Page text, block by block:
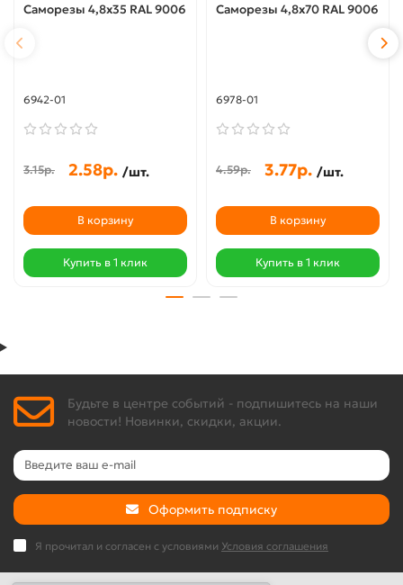
Саморезы 4,8х35 RAL 9006
6942-01
3.15р. 2.58р. /шт.
В корзину
Купить в 1 клик
Саморезы 4,8х70 RAL 9006
6978-01
4.59р. 3.77р. /шт.
В корзину
Купить в 1 клик
Будьте в центре событий - подпишитесь на наши
новости! Новинки, скидки, акции.
Оформить подписку
Я прочитал и согласен с условиями Условия соглашения